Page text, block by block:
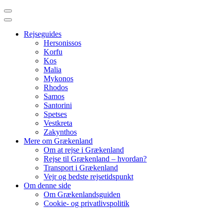
Skip
to
(Press
Rejseguides
Hersonissos
Korfu
Kos
Malia
Mykonos
Rhodos
Samos
Santorini
Spetses
Vestkreta
Zakynthos
Mere om Grækenland
Om at rejse i Grækenland
Rejse til Grækenland – hvordan?
Transport i Grækenland
Vejr og bedste rejsetidspunkt
Om denne side
Om Grækenlandsguiden
Cookie- og privatlivspolitik